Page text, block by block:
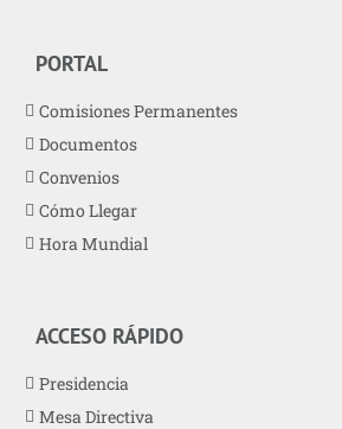
PORTAL
Comisiones Permanentes
Documentos
Convenios
Cómo Llegar
Hora Mundial
ACCESO RÁPIDO
Presidencia
Mesa Directiva